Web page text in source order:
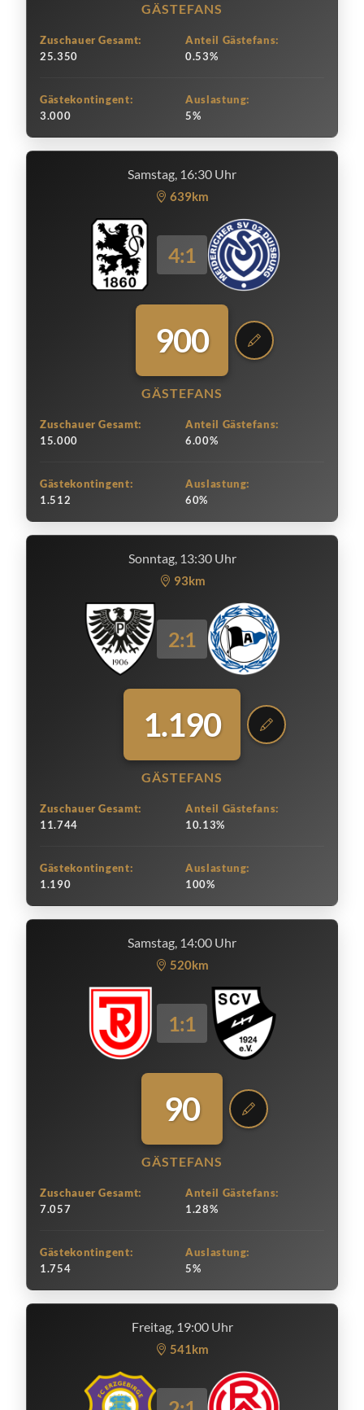
GÄSTEFANS
Zuschauer Gesamt:
25.350
Anteil Gästefans:
0.53%
Gästekontingent:
3.000
Auslastung:
5%
Samstag, 16:30 Uhr
639km
4:1
900
GÄSTEFANS
Zuschauer Gesamt:
15.000
Anteil Gästefans:
6.00%
Gästekontingent:
1.512
Auslastung:
60%
Sonntag, 13:30 Uhr
93km
2:1
1.190
GÄSTEFANS
Zuschauer Gesamt:
11.744
Anteil Gästefans:
10.13%
Gästekontingent:
1.190
Auslastung:
100%
Samstag, 14:00 Uhr
520km
1:1
90
GÄSTEFANS
Zuschauer Gesamt:
7.057
Anteil Gästefans:
1.28%
Gästekontingent:
1.754
Auslastung:
5%
Freitag, 19:00 Uhr
541km